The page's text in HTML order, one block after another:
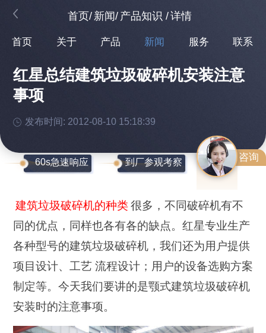
首页/ 新闻/ 产品知识 /详情
首页 关于 产品 新闻 服务 联系
红星总结建筑垃圾破碎机安装注意
事项
发布时间: 2012-08-10 15:18:39
咨询
60s急速响应 到厂参观考察
建筑垃圾破碎机的种类 很多，不同破碎机有不
同的优点，同样也各有各的缺点。红星专业生产
各种型号的建筑垃圾破碎机，我们还为用户提供
项目设计、工艺 流程设计；用户的设备选购方案
制定等。今天我们要讲的是颚式建筑垃圾破碎机
安装时的注意事项。